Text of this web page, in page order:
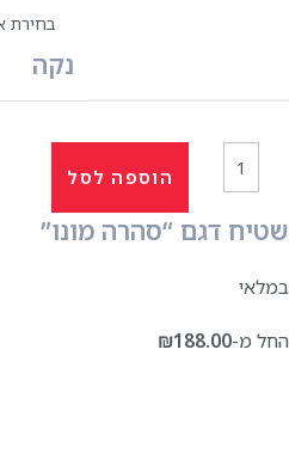
נקה
הוספה לסל
שטיח דגם “סהרה מונו”
במלאי
החל מ- ₪188.00